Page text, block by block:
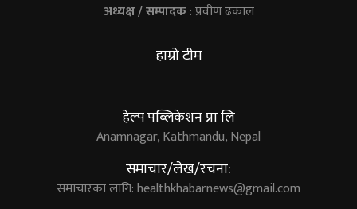
अध्यक्ष / सम्पादक: प्रवीण ढकाल
हाम्रो टीम
हेल्प पब्लिकेशन प्रा लि
Anamnagar, Kathmandu, Nepal
समाचार/लेख/रचना:
समाचारका लागि:healthkhabarnews@gmail.com